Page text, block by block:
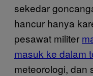
sekedar
hancur hanya
pesawat militer
masuk ke dalam
meteorologi, dan